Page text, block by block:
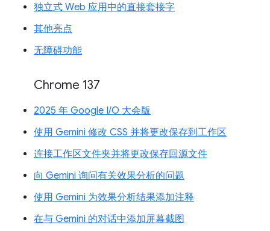
独立式 Web 应用中的直接套接字
其他亮点
无障碍功能
Chrome 137
2025 年 Google I/O 大会版
使用 Gemini 修改 CSS 并将更改保存到工作区
连接工作区文件夹并将更改保存回源文件
向 Gemini 询问有关效果分析的问题
使用 Gemini 为效果分析结果添加注释
在与 Gemini 的对话中添加屏幕截图